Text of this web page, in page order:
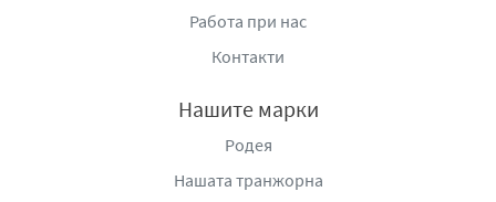
Работа при нас
Контакти
Нашите марки
Родея
Нашата транжорна